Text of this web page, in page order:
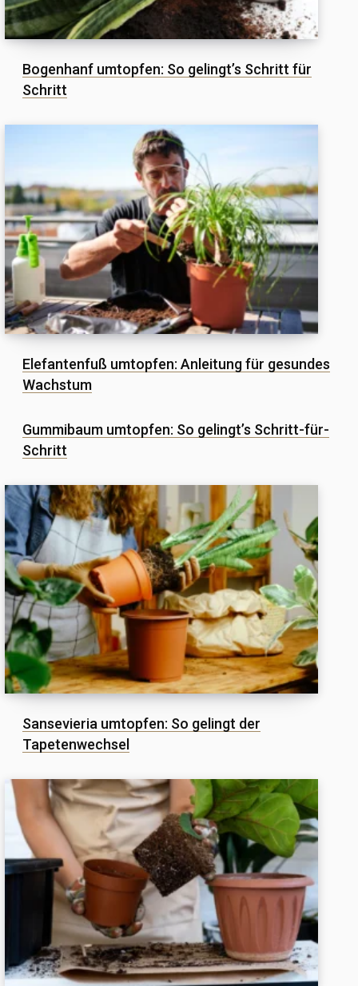
Bogenhanf umtopfen: So gelingt’s Schritt für
Schritt
Elefantenfuß umtopfen: Anleitung für gesundes
Wachstum
Gummibaum umtopfen: So gelingt’s Schritt-für-
Schritt
Sansevieria umtopfen: So gelingt der
Tapetenwechsel